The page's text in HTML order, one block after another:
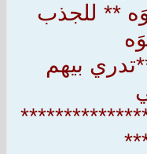
** للجذب
بيهم